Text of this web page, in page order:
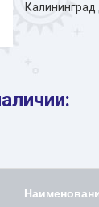
Калининград